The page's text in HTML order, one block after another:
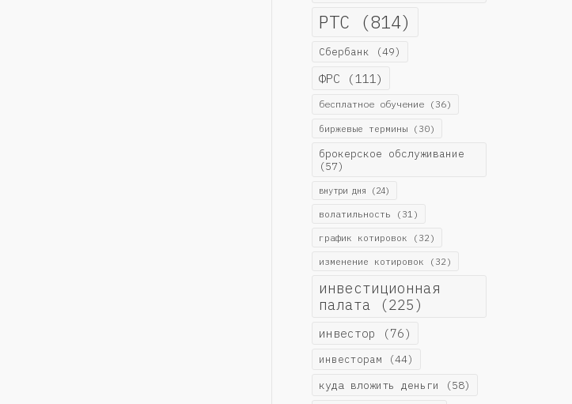
РТС (814)
Сбербанк (49)
ФРС (111)
бесплатное обучение(36)
биржевые термины(30)
брокерское обслуживание
(57)
внутри дня (24)
волатильность (31)
график котировок (32)
изменение котировок (32)
инвестиционная
палата (225)
инвестор (76)
инвесторам (44)
куда вложить деньги (58)